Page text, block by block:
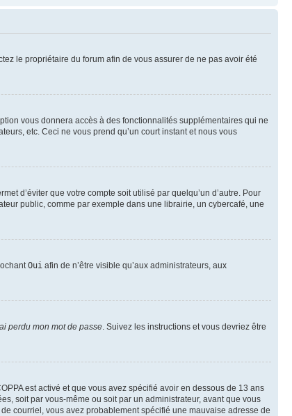
le propriétaire du forum afin de vous assurer de ne pas avoir été
vous donnera accès à des fonctionnalités supplémentaires qui ne
etc. Ceci ne vous prend qu’un court instant et nous vous
d’éviter que votre compte soit utilisé par quelqu’un d’autre. Pour
public, comme par exemple dans une librairie, un cybercafé, une
Oui afin de n’être visible qu’aux administrateurs, aux
perdu mon mot de passe. Suivez les instructions et vous devriez être
est activé et que vous avez spécifié avoir en dessous de 13 ans
soit par vous-même ou soit par un administrateur, avant que vous
courriel, vous avez probablement spécifié une mauvaise adresse de